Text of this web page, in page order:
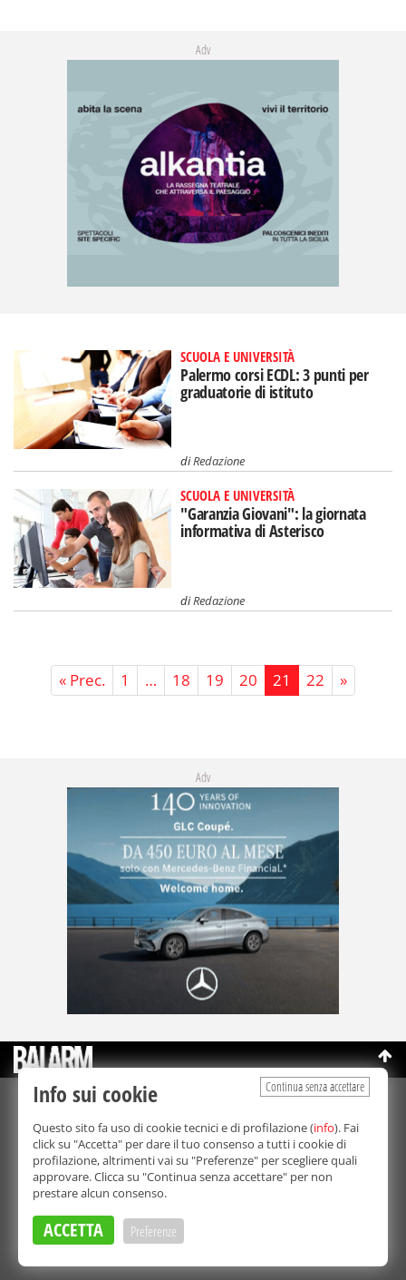
Adv
SCUOLA E UNIVERSITÀ
Palermo corsi ECDL: 3 punti per
graduatorie di istituto
diRedazione
SCUOLA E UNIVERSITÀ
"Garanzia Giovani": la giornata
informativa di Asterisco
diRedazione
« Prec. 1 … 18 19 20 21 22 »
Adv
©Copyright 2003-2026
Bmedia Srl- P.IVA 07064240828
La riproduzione totale o parziale di tutti i contenuti, in qualunque
forma, su qualsiasi supporto è proibita.
Balarm.it è una testata giornalistica registrata. Autorizzazione del
Tribunale di Palermo n° 32 del 21/10/2003
Direttore responsabile:
Continua senza accettare
Info sui cookie
Questo sito fa uso di cookie tecnici e di profilazione (info). Fai
click su "Accetta" per dare il tuo consenso a tutti i cookie di
profilazione, altrimenti vai su "Preferenze" per scegliere quali
approvare. Clicca su "Continua senza accettare" per non
prestare alcun consenso.
ACCETTA Preferenze